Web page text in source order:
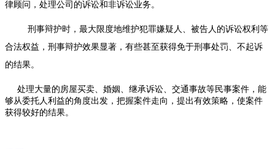
律顾问，处理公司的诉讼和非诉讼业务。
刑事辩护时，最大限度地维护犯罪嫌疑人、被告人的诉讼权利等
合法权益，刑事辩护效果显著，有些甚至获得免于刑事处罚、不起诉
的结果。
处理大量的房屋买卖、婚姻、继承诉讼、交通事故等民事案件，能
够从委托人利益的角度出发，把握案件走向，提出有效策略，使案件
获得较好的结果。